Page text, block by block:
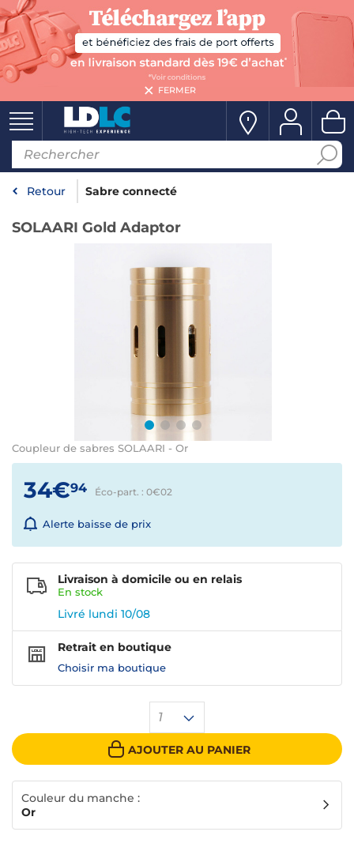
FERMER
Retour Sabre connecté
SOLAARI Gold Adaptor
Coupleur de sabres SOLAARI - Or
34€94 Éco-part. : 0€02
Alerte baisse de prix
1
AJOUTER AU PANIER
Livraison à domicile ou en relais
En stock
Livré lundi 10/08
Retrait en boutique
Choisir ma boutique
Couleur du manche :
Or